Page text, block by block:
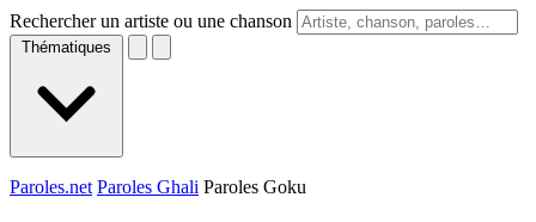
Rechercher un artiste ou une chanson
Thématiques
Paroles.net Paroles Ghali Paroles Goku